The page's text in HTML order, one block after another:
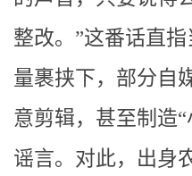
整改。”这番话直
量裹挟下，部分自
意剪辑，甚至制造
谣言。对此，出身